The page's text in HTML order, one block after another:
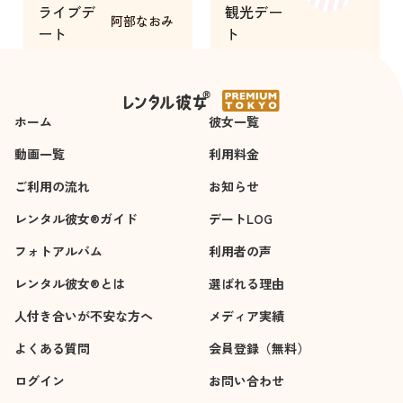
ライブデ
ート
阿部なおみ
などしてくれまし
た。
たが、問題なく楽し
む事が出来たかと感
じました。
相手が舞さんでホン
ト、良かったです。
まだまだ書き足りな
いくらいですが、長
文だとキリがないの
でこの辺で！
また次回も一緒に娯
楽を共有できたらと
思います。
観光デー
ト
ホーム
彼女一覧
動画一覧
利用料金
ご利用の流れ
お知らせ
レンタル彼女®ガイド
デートLOG
フォトアルバム
利用者の声
レンタル彼女®とは
選ばれる理由
人付き合いが不安な方へ
メディア実績
よくある質問
会員登録（無料）
ログイン
お問い合わせ